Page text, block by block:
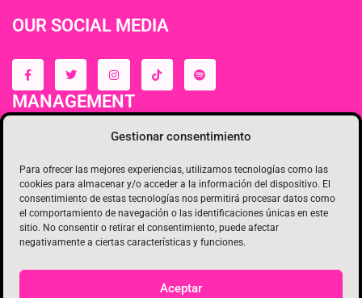
Gestionar consentimiento
Para ofrecer las mejores experiencias, utilizamos tecnologías como las
cookies para almacenar y/o acceder a la información del dispositivo. El
consentimiento de estas tecnologías nos permitirá procesar datos como
el comportamiento de navegación o las identificaciones únicas en este
sitio. No consentir o retirar el consentimiento, puede afectar
negativamente a ciertas características y funciones.
Aceptar
OUR SOCIAL MEDIA
MANAGEMENT